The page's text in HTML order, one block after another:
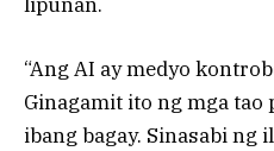
“Ang AI ay medyo
Ginagamit ito ng mga tao
ibang bagay. Sinasabi ng